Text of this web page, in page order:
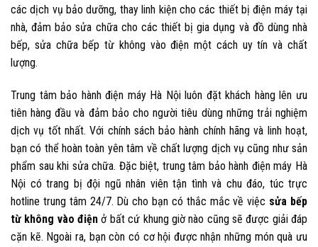
các dịch vụ bảo dưỡng, thay linh kiện cho các thiết bị điện máy tại
nhà, đảm bảo sửa chữa cho các thiết bị gia dụng và đồ dùng nhà
bếp, sửa chữa bếp từ không vào điệnmột cách uy tín và chất
lượng.
Trung tâm bảo hành điện máy Hà Nội luôn đặt khách hàng lên ưu
tiên hàng đầu và đảm bảo cho người tiêu dùng những trải nghiệm
dịch vụ tốt nhất. Với chính sách bảo hành chính hãng và linh hoạt,
bạn có thể hoàn toàn yên tâm về chất lượng dịch vụ cũng như sản
phẩm sau khi sửa chữa. Đặc biệt, trung tâm bảo hành điện máy Hà
Nội có trang bị đội ngũ nhân viên tận tình và chu đáo, túc trực
hotline trung tâm 24/7. Dù cho bạn có thắc mắc về việc sửa bếp
từ không vào điện ở bất cứ khung giờ nào cũng sẽ được giải đáp
cặn kẽ. Ngoài ra, bạn còn có cơ hội được nhận những món quà ưu